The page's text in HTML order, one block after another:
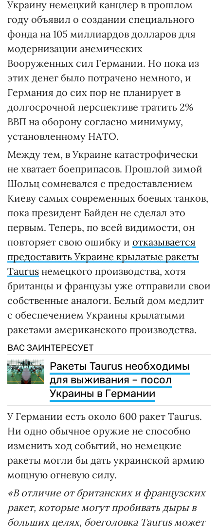
Украину немецкий канцлер в прошлом
году объявил о создании специального
фонда на 105 миллиардов долларов для
модернизации анемических
Вооруженных сил Германии. Но пока из
этих денег было потрачено немного, и
Германия до сих пор не планирует в
долгосрочной перспективе тратить 2%
ВВП на оборону согласно минимуму,
установленному НАТО.
Между тем, в Украине катастрофически
не хватает боеприпасов. Прошлой зимой
Шольц сомневался с предоставлением
Киеву самых современных боевых танков,
пока президент Байден не сделал это
первым. Теперь, по всей видимости, он
повторяет свою ошибку и отказывается
предоставить Украине крылатые ракеты
Taurus немецкого производства, хотя
британцы и французы уже отправили свои
собственные аналоги. Белый дом медлит
с обеспечением Украины крылатыми
ракетами американского производства.
ВАС ЗАИНТЕРЕСУЕТ
Ракеты Taurus необходимы
для выживания – посол
Украины в Германии
У Германии есть около 600 ракет Taurus.
Ни одно обычное оружие не способно
изменить ход событий, но немецкие
ракеты могли бы дать украинской армию
мощную огневую силу.
«В отличие от британских и французских
ракет, которые могут пробивать дыры в
больших целях, боеголовка Taurus может